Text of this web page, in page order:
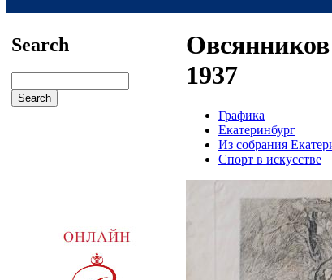
Search
1937
Графика
Екатеринбург
Из собрания
Спорт в искусстве